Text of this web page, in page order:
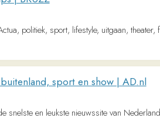
communicatie, social media en AI. Blijf op